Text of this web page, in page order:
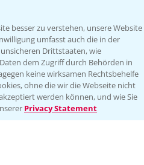
Bis zu 4 Produkte vergleichen:
besser zu verstehen, unsere Website
umfasst auch die in der
Drittstaaten, wie
dem Zugriff durch Behörden in
keine wirksamen Rechtsbehelfe
ohne die wir die Webseite nicht
werden können, und wie Sie
Privacy Statement